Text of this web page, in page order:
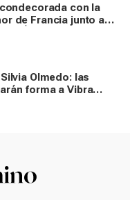
con la
de Francia junto a
Olmedo: las
forma a Vibra